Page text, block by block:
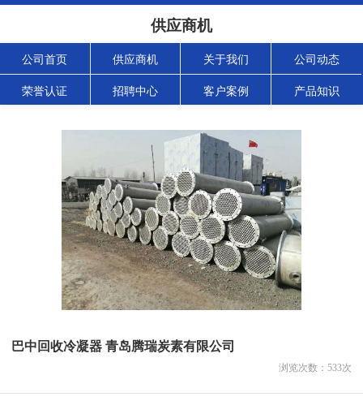
供应商机
公司首页 供应商机 关于我们 公司动态
荣誉认证 招聘中心 客户案例 产品知识
巴中回收冷凝器 青岛腾瑞炭素有限公司
浏览次数： 533次